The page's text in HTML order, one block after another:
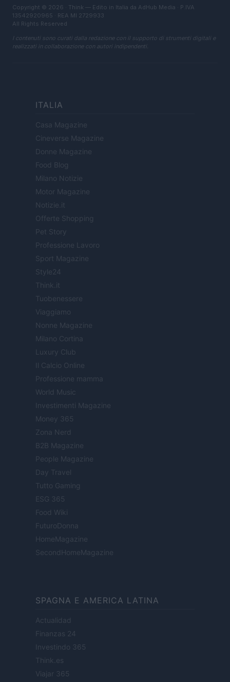
Copyright © 2026 · Think — Edito in Italia da AdHub Media · P.IVA
13542920965 · REA MI 2729933
All Rights Reserved
I contenuti sono curati dalla redazione con il supporto di strumenti digitali e
realizzati in collaborazione con autori indipendenti.
ITALIA
Casa Magazine
Cineverse Magazine
Donne Magazine
Food Blog
Milano Notizie
Motor Magazine
Notizie.it
Offerte Shopping
Pet Story
Professione Lavoro
Sport Magazine
Style24
Think.it
Tuobenessere
Viaggiamo
Nonne Magazine
Milano Cortina
Luxury Club
Il Calcio Online
Professione mamma
World Music
Investimenti Magazine
Money 365
Zona Nerd
B2B Magazine
People Magazine
Day Travel
Tutto Gaming
ESG 365
Food Wiki
FuturoDonna
HomeMagazine
SecondHomeMagazine
SPAGNA E AMERICA LATINA
Actualidad
Finanzas 24
Investindo 365
Think.es
Viajar 365